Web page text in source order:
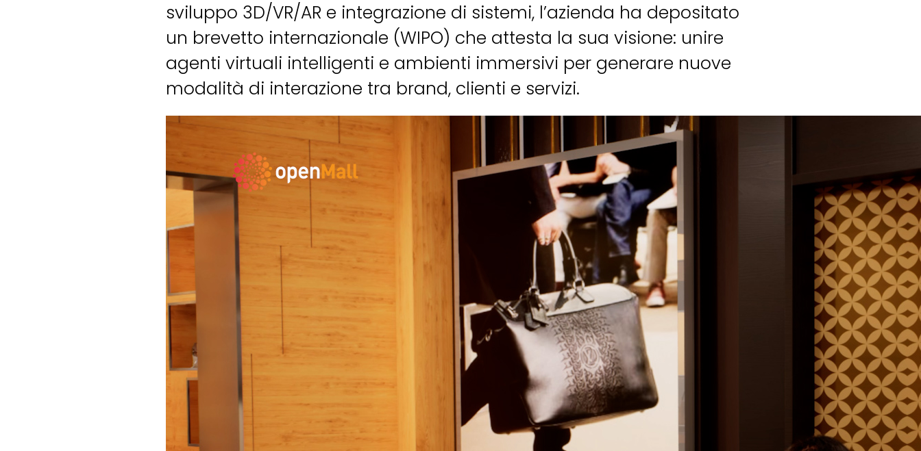
sviluppo 3D/VR/AR e integrazione di sistemi, l’azienda ha depositato
un brevetto internazionale (WIPO) che attesta la sua visione: unire
agenti virtuali intelligenti e ambienti immersivi per generare nuove
modalità di interazione tra brand, clienti e servizi.